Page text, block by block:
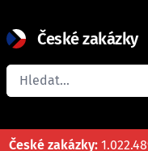
České zakázky
České zakázky: